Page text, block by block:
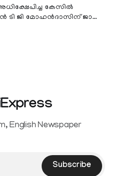
കേസിൽ
ജി മോഹൻദാസിന് ജാമ്യം.
English Newspaper
Subscribe